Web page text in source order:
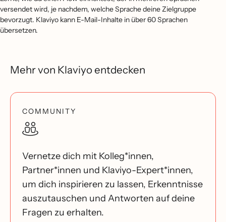
versendet wird, je nachdem, welche Sprache deine Zielgruppe
bevorzugt. Klaviyo kann E-Mail-Inhalte in über 60 Sprachen
übersetzen.
Mehr von Klaviyo entdecken
COMMUNITY
Vernetze dich mit Kolleg*innen,
Partner*innen und Klaviyo-Expert*innen,
um dich inspirieren zu lassen, Erkenntnisse
auszutauschen und Antworten auf deine
Fragen zu erhalten.